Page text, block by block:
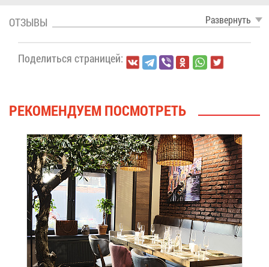
Раз­вер­нуть
ОТ­ЗЫ­ВЫ
По­де­лить­ся стра­ни­цей:
РЕ­КО­МЕН­ДУ­ЕМ ПО­СМОТ­РЕТЬ